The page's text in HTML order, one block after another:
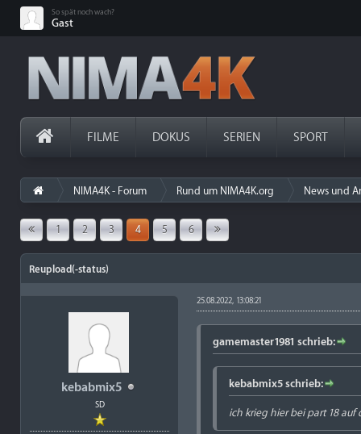
So spät noch wach?
Gast
FILME DOKUS SERIEN SPORT
NIMA4K - Forum Rund um NIMA4K.org News und
1 2 3 4 5 6
Reupload(-status)
kebabmix5
SD
25.08.2022, 13:08:21
gamemaster1981 schrieb:
kebabmix5 schrieb:
ich krieg hier bei part 18